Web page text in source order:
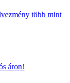
több mint
áron!